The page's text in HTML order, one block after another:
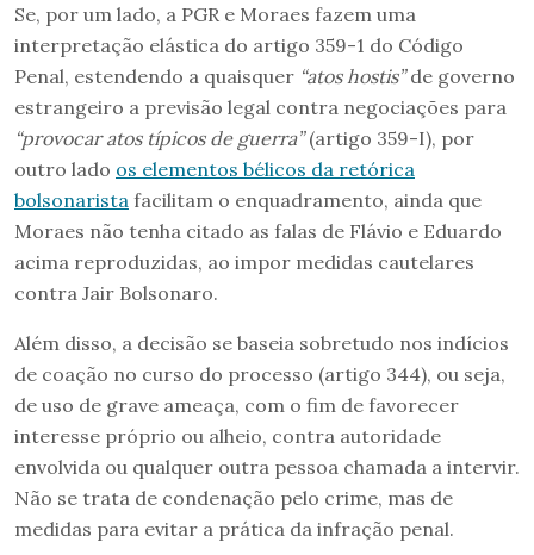
Se, por um lado, a PGR e Moraes fazem uma
interpretação elástica do artigo 359-1 do Código
Penal, estendendo a quaisquer “atos hostis”de governo
estrangeiro a previsão legal contra negociações para
“provocar atos típicos de guerra”(artigo 359-I), por
outro lado os elementos bélicos da retórica
bolsonarista facilitam o enquadramento, ainda que
Moraes não tenha citado as falas de Flávio e Eduardo
acima reproduzidas, ao impor medidas cautelares
contra Jair Bolsonaro.
Além disso, a decisão se baseia sobretudo nos indícios
de coação no curso do processo (artigo 344), ou seja,
de uso de grave ameaça, com o fim de favorecer
interesse próprio ou alheio, contra autoridade
envolvida ou qualquer outra pessoa chamada a intervir.
Não se trata de condenação pelo crime, mas de
medidas para evitar a prática da infração penal.